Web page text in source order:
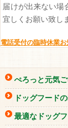
届けが出来ない場
宜しくお願い致し
電話受付の臨時休業お
ぺろっと元気
ドッグフード
最適なドッグ